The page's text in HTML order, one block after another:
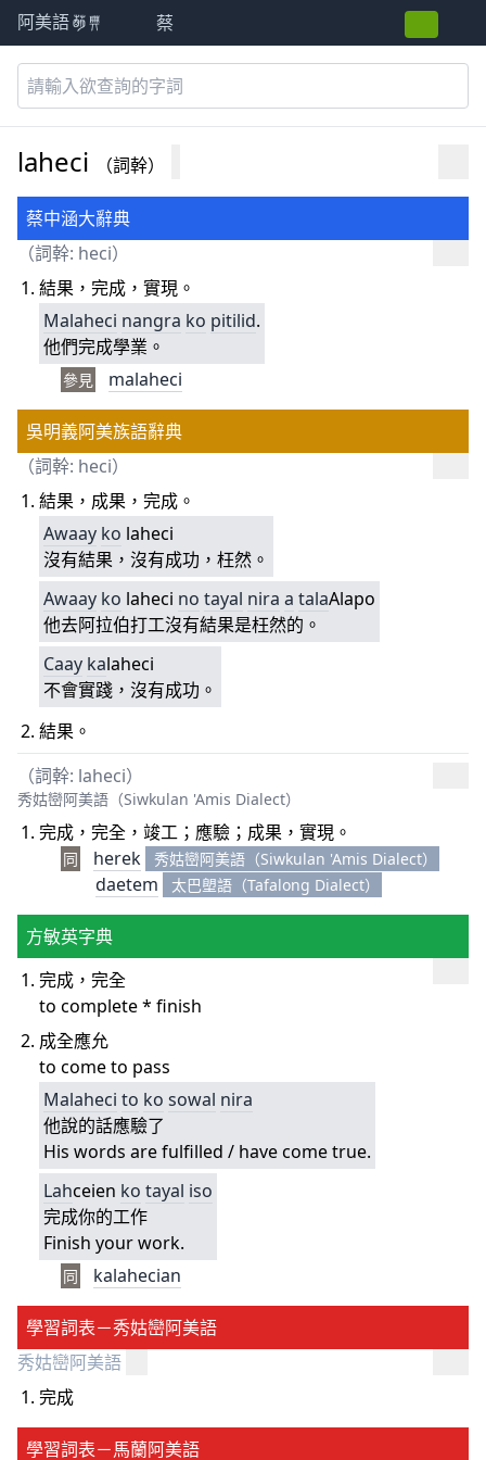
阿美語萌典 蔡
laheci （詞幹）
蔡中涵大辭典
（詞幹: heci）
結果，完成，實現。
Malaheci nangra ko pitilid.
他們完成學業。
參見 malaheci
吳明義阿美族語辭典
（詞幹: heci）
結果，成果，完成。
Awaay ko laheci
沒有結果，沒有成功，枉然。
Awaay ko laheci no tayal nira a talaAlapo
他去阿拉伯打工沒有結果是枉然的。
Caay kalaheci
不會實踐，沒有成功。
結果。
（詞幹: laheci）
秀姑巒阿美語（Siwkulan 'Amis Dialect）
完成，完全，竣工；應驗；成果，實現。
同 herek 秀姑巒阿美語（Siwkulan 'Amis Dialect）
daetem 太巴塱語（Tafalong Dialect）
方敏英字典
完成，完全
to complete * finish
成全應允
to come to pass
Malaheci to ko sowal nira
他說的話應驗了
His words are fulfilled / have come true.
Lahceien ko tayal iso
完成你的工作
Finish your work.
同 kalahecian
學習詞表－秀姑巒阿美語
秀姑巒阿美語
完成
學習詞表－馬蘭阿美語